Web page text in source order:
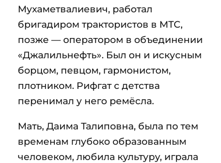
Мухаметвалиевич, работал
бригадиром трактористов в МТС,
позже — оператором в объединении
«Джалильнефть». Был он и искусным
борцом, певцом, гармонистом,
плотником. Рифгат с детства
перенимал у него ремёсла.
Мать, Даима Талиповна, была по тем
временам глубоко образованным
человеком, любила культуру, играла